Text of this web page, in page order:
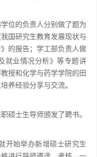
位的负责人分别做了题为
国研究生教育发展现状与
的报告；学工部负责人做
就业情况分析》等专题讲
授和化学与药学学院的田
养经验分享与交流。
硕士生导师颁发了聘书。
开始举办新增硕士研究生